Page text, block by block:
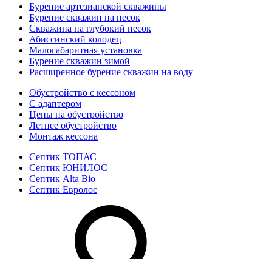
Бурение артезианской скважины
Бурение скважин на песок
Скважина на глубокий песок
Абиссинский колодец
Малогабаритная установка
Бурение скважин зимой
Расширенное бурение скважин на воду
Обустройство с кессоном
С адаптером
Цены на обустройство
Летнее обустройство
Монтаж кессона
Септик ТОПАС
Септик ЮНИЛОС
Септик Alta Bio
Септик Евролос